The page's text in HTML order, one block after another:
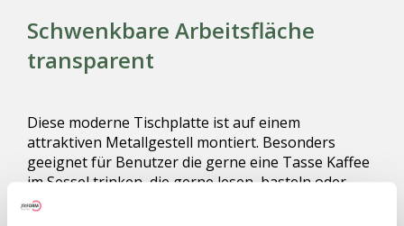
Schwenkbare Arbeitsfläche
transparent
Diese moderne Tischplatte ist auf einem
attraktiven Metallgestell montiert. Besonders
geeignet für Benutzer die gerne eine Tasse Kaffee
im Sessel trinken, die gerne lesen, basteln oder
andere Tätigkeiten ausüben, bei denen eine